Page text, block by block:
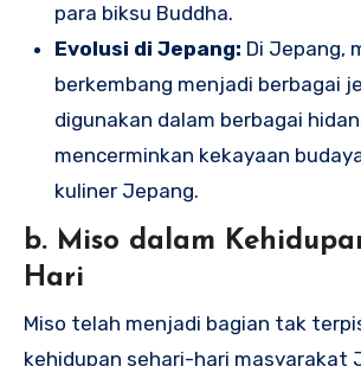
para biksu Buddha.
Evolusi di Jepang: Di Jepang,
berkembang menjadi berbagai
digunakan dalam berbagai
mencerminkan kekayaan
kuliner Jepang.
b. Miso dalam
Hari
Miso telah menjadi bagian tak
kehidupan sehari-hari masyarakat